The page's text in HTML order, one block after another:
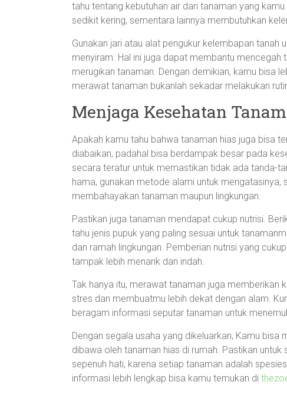
tahu tentang kebutuhan air dari tanaman yang
sedikit kering, sementara lainnya membutuhkan
Gunakan jari atau alat pengukur kelembapan
menyiram. Hal ini juga dapat membantu mencegah
merugikan tanaman. Dengan demikian, kamu bisa
merawat tanaman bukanlah sekadar melakukan
Menjaga Kesehatan
Apakah kamu tahu bahwa tanaman hias juga bisa
diabaikan, padahal bisa berdampak besar pada
secara teratur untuk memastikan tidak ada tanda-
hama, gunakan metode alami untuk
membahayakan tanaman maupun lingkungan.
Pastikan juga tanaman mendapat cukup nutrisi.
tahu jenis pupuk yang paling sesuai untuk
dan ramah lingkungan. Pemberian nutrisi yang
tampak lebih menarik dan indah.
Tak hanya itu, merawat tanaman juga memberikan
stres dan membuatmu lebih dekat dengan alam.
beragam informasi seputar tanaman untuk
Dengan segala usaha yang dikeluarkan, Kamu
dibawa oleh tanaman hias di rumah. Pastikan
sepenuh hati, karena setiap tanaman adalah
informasi lebih lengkap bisa kamu temukan di